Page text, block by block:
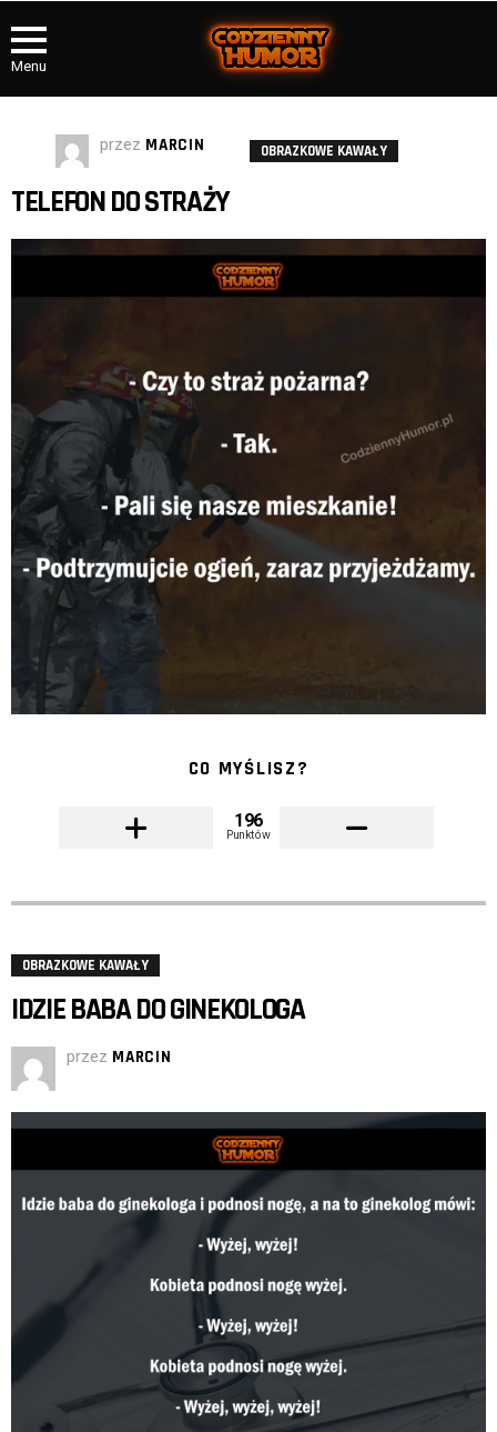
Menu
przez MARCIN OBRAZKOWE KAWAŁY
TELEFON DO STRAŻY
CO MYŚLISZ?
196
Punktów
OBRAZKOWE KAWAŁY
IDZIE BABA DO GINEKOLOGA
przez MARCIN